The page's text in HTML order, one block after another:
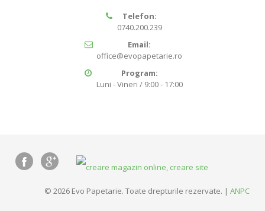
Telefon:
0740.200.239
Email:
office@evopapetarie.ro
Program:
Luni - Vineri / 9:00 - 17:00
© 2026 Evo Papetarie. Toate drepturile rezervate. | ANPC